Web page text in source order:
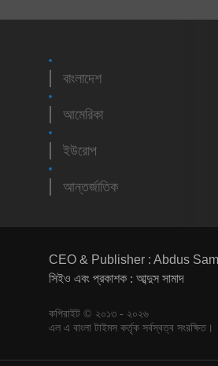
বাংলাদেশ
আমেরিকা
ইউরোপ
আন্তর্জাতিক
CEO & Publisher : Abdus
সিইও এবং প্রকাশক : আব্দুস সামাদ
কপিরাইট © ২০১৩ - ২০২৬
এল এ বাংলা টাইমস কর্তৃক সর্বস্বত্ব সংরক্ষিত।